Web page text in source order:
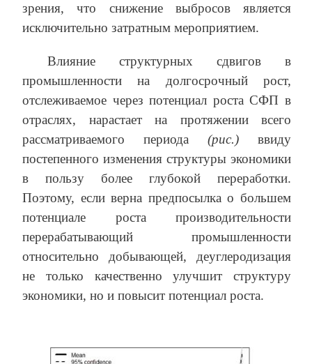
зрения, что снижение выбросов является
исключительно затратным мероприятием.
Влияние структурных сдвигов в
промышленности на долгосрочный рост,
отслеживаемое через потенциал роста СФП в
отраслях, нарастает на протяжении всего
рассматриваемого периода (рис.) ввиду
постепенного изменения структуры экономики
в пользу более глубокой переработки.
Поэтому, если верна предпосылка о большем
потенциале роста производительности
перерабатывающий промышленности
относительно добывающей, деуглеродизация
не только качественно улучшит структуру
экономики, но и повысит потенциал роста.